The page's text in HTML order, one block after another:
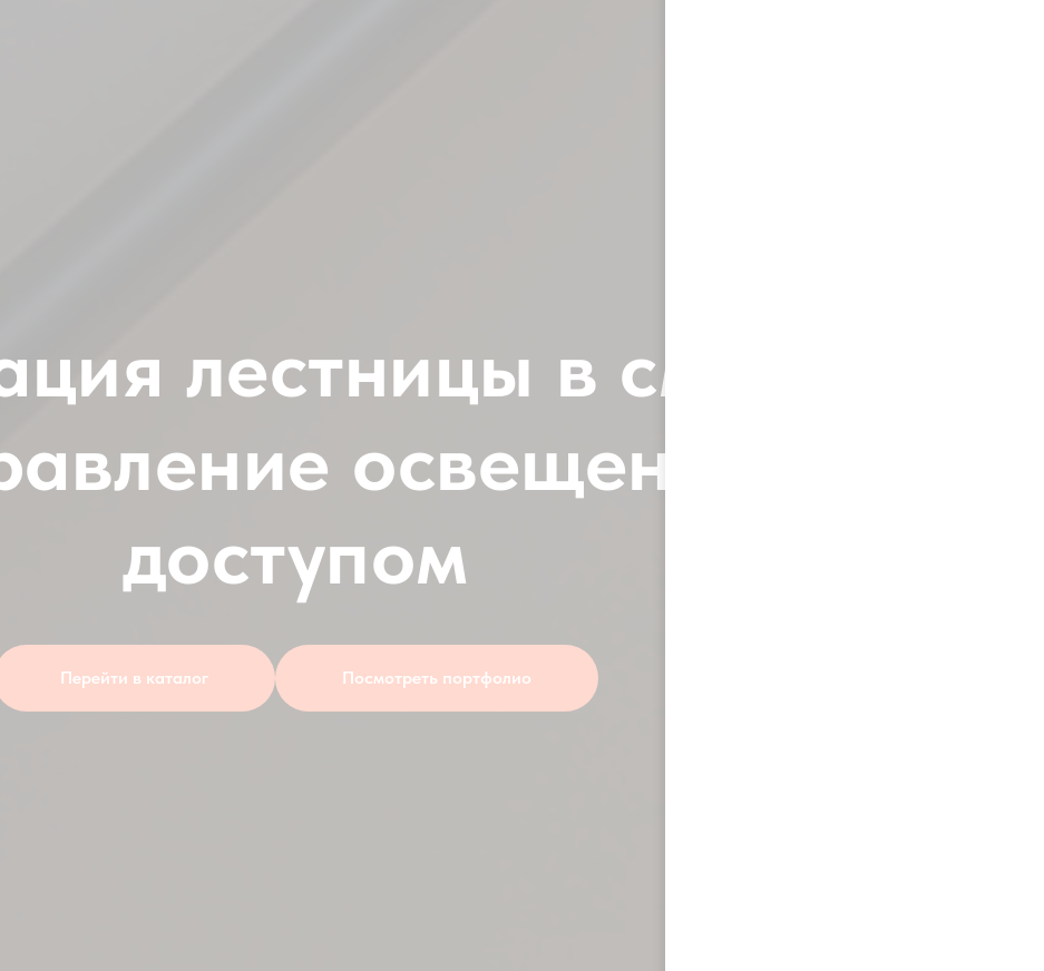
лестницы в смарт-
освещением и
доступом
Перейти в каталог Посмотреть портфолио